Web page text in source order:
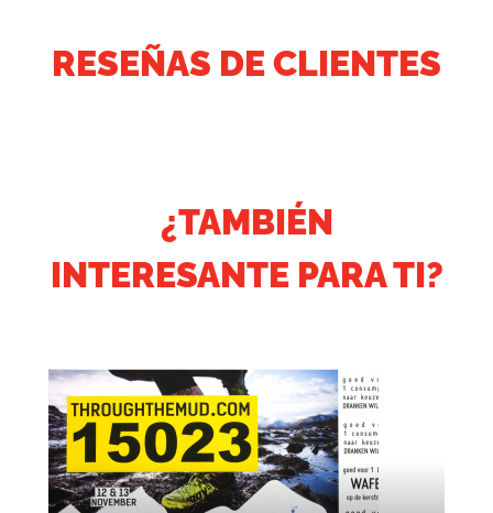
RESEÑAS DE CLIENTES
¿TAMBIÉN
INTERESANTE PARA TI?